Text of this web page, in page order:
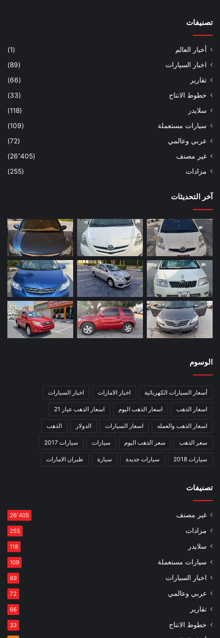
تصنيفات
أخبار العالم
(1)
اخبار السيارات
(89)
تقارير
(66)
خطوط الانتاج
(33)
سلايدر
(118)
سيارات مستعملة
(109)
عربي وعالمي
(72)
غير مصنف
(26٬405)
مزادات
(255)
آخر التحديثات
الوسوم
أسعار السيارات الكهربائية اخبار الامارات اخبار السيارات
اسعار الذهب اسعار الذهب اليوم اسعار الذهب عيار 21
اسعار الذهب والعمله اسعار السيارات الدولار الذهب
سعر الذهب سعر الذهب اليوم سيارات سيارات 2017
سيارات 2018 سيارات جديدة سيارة طيران الامارات
تصنيفات
غير مصنف 26٬405
مزادات 255
سلايدر 118
سيارات مستعملة 109
اخبار السيارات 89
عربي وعالمي 72
تقارير 66
خطوط الانتاج 33